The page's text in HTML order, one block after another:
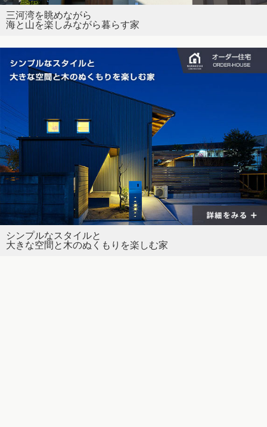
三河湾を眺めながら
海と山を楽しみながら暮らす家
シンプルなスタイルと
大きな空間と木のぬくもりを楽しむ家